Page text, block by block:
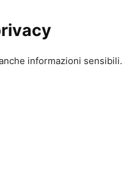
informazioni sensibili.